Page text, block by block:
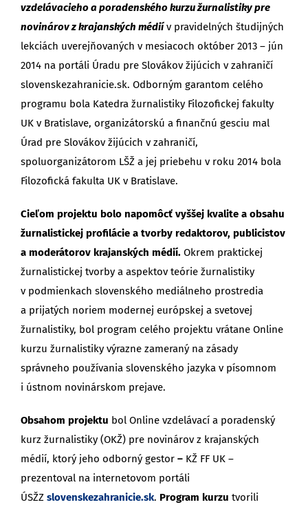
vzdelávacieho a poradenského kurzu žurnalistiky pre
novinárov z krajanských médiív pravidelných študijných
lekciách uverejňovaných v mesiacoch október 2013 – jún
2014 na portáli Úradu pre Slovákov žijúcich v zahraničí
slovenskezahranicie.sk. Odborným garantom celého
programu bola Katedra žurnalistiky Filozofickej fakulty
UK v Bratislave, organizátorskú a finančnú gesciu mal
Úrad pre Slovákov žijúcich v zahraničí,
spoluorganizátorom LŠŽ a jej priebehu v roku 2014 bola
Filozofická fakulta UK v Bratislave.
Cieľom projektu bolo napomôcť vyššej kvalite a obsahu
žurnalistickej profilácie a tvorby redaktorov, publicistov
a moderátorov krajanských médií. Okrem praktickej
žurnalistickej tvorby a aspektov teórie žurnalistiky
v podmienkach slovenského mediálneho prostredia
a prijatých noriem modernej európskej a svetovej
žurnalistiky, bol program celého projektu vrátane Online
kurzu žurnalistiky výrazne zameraný na zásady
správneho používania slovenského jazyka v písomnom
i ústnom novinárskom prejave.
Obsahom projektu bol Online vzdelávací a poradenský
kurz žurnalistiky (OKŽ) pre novinárov z krajanských
médií, ktorý jeho odborný gestor – KŽ FF UK –
prezentoval na internetovom portáli
ÚSŽZ slovenskezahranicie.sk. Program kurzu tvorili